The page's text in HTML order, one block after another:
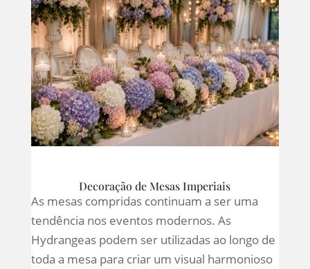
Decoração de Mesas Imperiais
As mesas compridas continuam a ser uma
tendência nos eventos modernos. As
Hydrangeas podem ser utilizadas ao longo de
toda a mesa para criar um visual harmonioso